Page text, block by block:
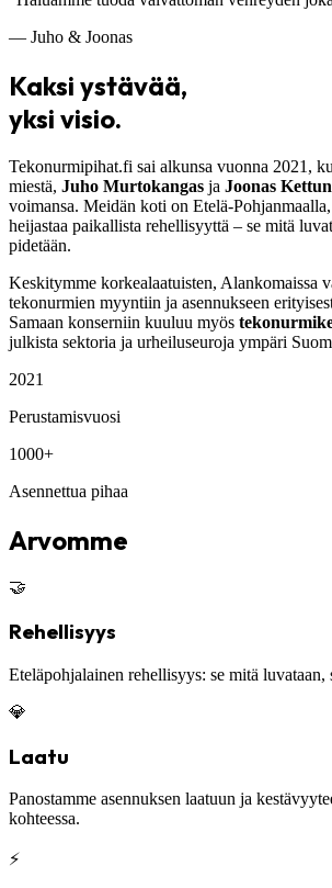
— Juho & Joonas
Kaksi ystävää,
yksi visio.
Tekonurmipihat.fi sai alkunsa vuonna 2021,
miestä, Juho Murtokangas ja Joonas
voimansa. Meidän koti on Etelä-
heijastaa paikallista rehellisyyttä – se mitä
pidetään.
Keskitymme korkealaatuisten, Alankomaissa
tekonurmien myyntiin ja asennukseen
Samaan konserniin kuuluu myös
julkista sektoria ja urheiluseuroja ympäri
2021
Perustamisvuosi
1000+
Asennettua pihaa
Arvomme
🤝
Rehellisyys
Eteläpohjalainen rehellisyys: se mitä luvataan,
💎
Laatu
Panostamme asennuksen laatuun ja
kohteessa.
⚡